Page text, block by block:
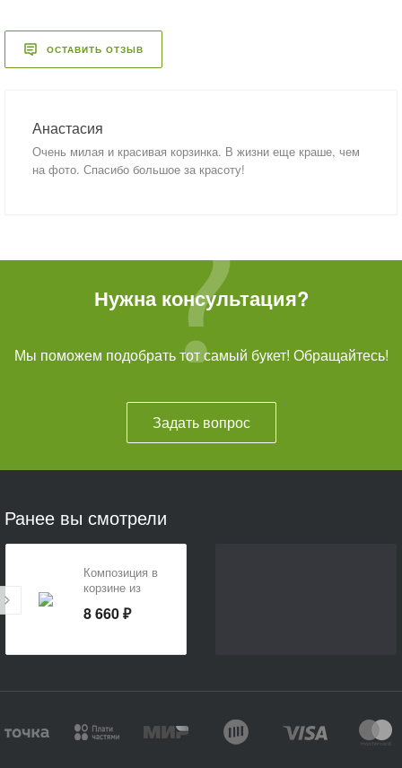
ОСТАВИТЬ ОТЗЫВ
Анастасия
Очень милая и красивая корзинка. В жизни еще краше, чем
на фото. Спасибо большое за красоту!
Нужна консультация?
Мы поможем подобрать тот самый букет! Обращайтесь!
Задать вопрос
Ранее вы смотрели
Композиция в
корзине из
«Корзинка
8 660 ₽